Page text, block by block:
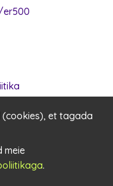
er500
(cookies), et tagada
meie
.